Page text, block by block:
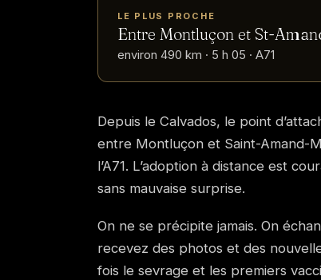
LE PLUS PROCHE
Entre Montluçon et St-
environ 490 km · 5 h 05 · A71
Depuis le Calvados, le point
entre Montluçon et Saint-Amand-
l’A71. L’adoption à distance est
sans mauvaise surprise.
On ne se précipite jamais. On
recevez des photos et des
fois le sevrage et les premiers